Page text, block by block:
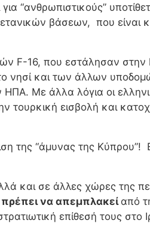
“ανθρωπιστικούς”
βάσεων, που είναι
F-16, που εστάλησαν στην
νησί και των άλλων
Με άλλα λόγια οι
τουρκική εισβολή και
της “άμυνας της Κύπρου”!
και σε άλλες χώρες της
να απεμπλακείαπό
επίθεσή τους στο